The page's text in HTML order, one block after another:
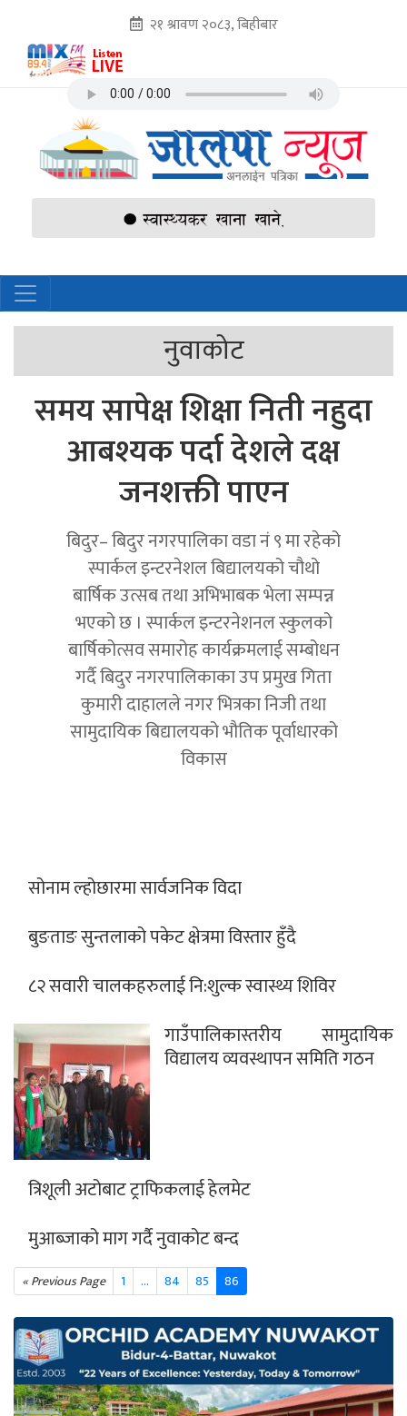
२१ श्रावण २०८३, बिहीबार
नुवाकोट
समय सापेक्ष शिक्षा निती नहुदा
आबश्यक पर्दा देशले दक्ष
जनशक्ती पाएन
बिदुर– बिदुर नगरपालिका वडा नं ९ मा रहेको
स्पार्कल इन्टरनेशल बिद्यालयको चौथो
बार्षिक उत्सब तथा अभिभाबक भेला सम्पन्न
भएको छ । स्पार्कल इन्टरनेशनल स्कुलको
बार्षिकोत्सव समारोह कार्यक्रमलाई सम्बोधन
गर्दै बिदुर नगरपालिकाका उप प्रमुख गिता
कुमारी दाहालले नगर भित्रका निजी तथा
सामुदायिक बिद्यालयको भौतिक पूर्वाधारको
विकास
सोनाम ल्होछारमा सार्वजनिक विदा
बुङताङ सुन्तलाको पकेट क्षेत्रमा विस्तार हुँदै
८२ सवारी चालकहरुलाई नि:शुल्क स्वास्थ्य शिविर
गाउँपालिकास्तरीय सामुदायिक
विद्यालय व्यवस्थापन समिति गठन
त्रिशूली अटोबाट ट्राफिकलाई हेलमेट
मुआब्जाको माग गर्दै नुवाकोट बन्द
« Previous Page 1 … 84 85 86